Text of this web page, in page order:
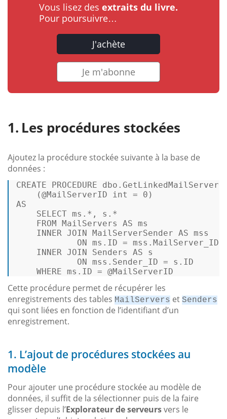
Vous lisez des extraits du livre.
Pour poursuivre…
J'achète
Je m'abonne
Les procédures stockées
Ajoutez la procédure stockée suivante à la base de
données :
CREATE PROCEDURE
(@MailServerID int = 0
AS
SELECT ms. * , s. *
FROM MailServers AS ms
INNER
JOIN MailServerSender AS mss
ON ms.ID = mss.MailServer_ID
INNER
JOIN Senders AS s
ON mss.Sender_ID = s.ID
WHERE ms.ID = @MailServerID
Cette procédure permet de récupérer les
enregistrements des tables MailServers et Senders
qui sont liées en fonction de l’identifiant d’un
enregistrement.
1. L’ajout de procédures stockées au
modèle
Pour ajouter une procédure stockée au modèle de
données, il suffit de la sélectionner puis de la faire
glisser depuis l’Explorateur de serveursvers le